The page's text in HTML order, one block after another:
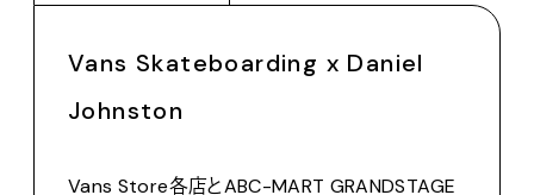
Vans Skateboarding x Daniel
Johnston
Vans Store各店とABC-MART GRANDSTAGE